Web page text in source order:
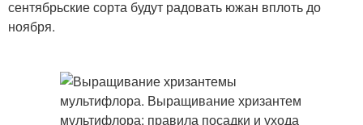
сентябрьские сорта будут радовать южан вплоть до
ноября.